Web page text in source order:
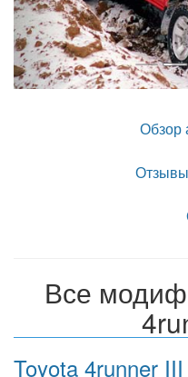
Обзор
Все
Toyota 4runner